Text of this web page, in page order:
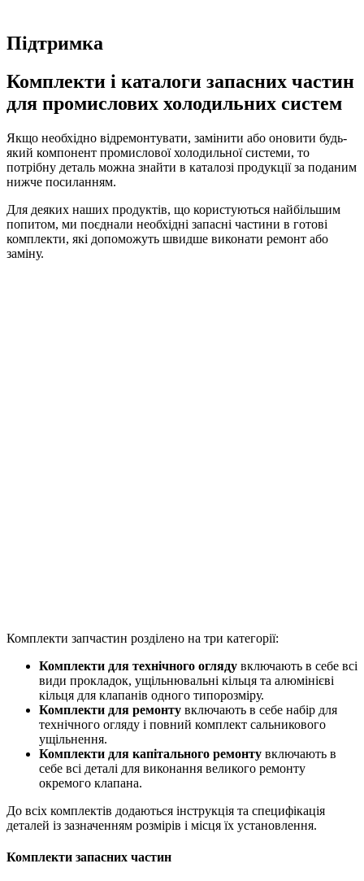
Підтримка
Комплекти і каталоги запасних частин
для промислових холодильних систем
Якщо необхідно відремонтувати, замінити або оновити будь-
який компонент промислової холодильної системи, то
потрібну деталь можна знайти в каталозі продукції за поданим
нижче посиланням.
Для деяких наших продуктів, що користуються найбільшим
попитом, ми поєднали необхідні запасні частини в готові
комплекти, які допоможуть швидше виконати ремонт або
заміну.
Комплекти запчастин розділено на три категорії:
Комплекти для технічного огляду включають в себе всі
види прокладок, ущільнювальні кільця та алюмінієві
кільця для клапанів одного типорозміру.
Комплекти для ремонту включають в себе набір для
технічного огляду і повний комплект сальникового
ущільнення.
Комплекти для капітального ремонту включають в
себе всі деталі для виконання великого ремонту
окремого клапана.
До всіх комплектів додаються інструкція та специфікація
деталей із зазначенням розмірів і місця їх установлення.
Комплекти запасних частин